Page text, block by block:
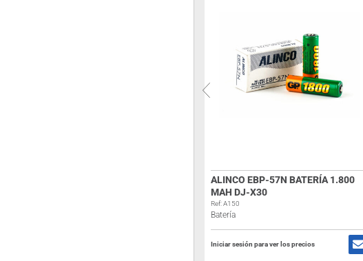
ALINCO EBP-57N BATERÍA 1.800
MAH DJ-X30
Ref: A150
Batería
Iniciar sesión para ver los precios